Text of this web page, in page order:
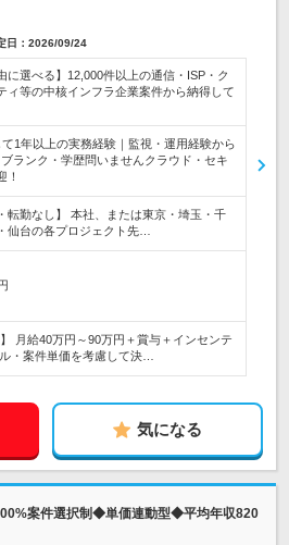
日：2026/09/24
に選べる】12,000件以上の通信・ISP・ク
ィ等の中核インフラ企業案件から納得して
1年以上の実務経験｜監視・運用経験から
ランク・学歴問いませんクラウド・セキ
！
転勤なし】 本社、または東京・埼玉・千
仙台の各プロジェクト先…
】 月給40万円～90万円＋賞与＋インセンテ
・案件単価を考慮して決…
気になる
案件選択制◆単価連動型◆平均年収820